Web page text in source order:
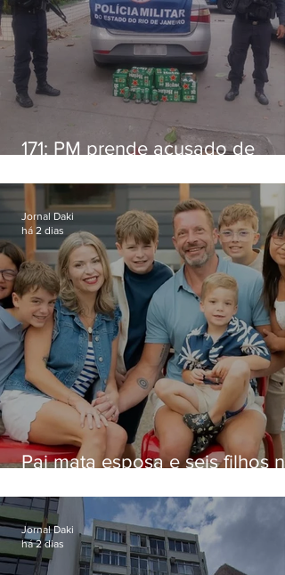
171: PM prende acusado de
Niterói
Pai mata esposa e seis filhos
Jornal Daki
há 2 dias
Jornal Daki
há 2 dias